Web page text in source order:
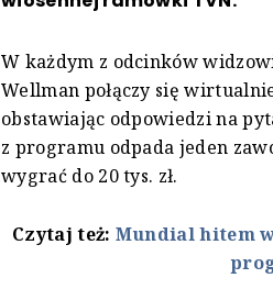
W każdym z odcinków
Wellman połączy się
obstawiając odpowiedzi na
z programu odpada jeden
wygrać do 20 tys. zł.
Czytaj też: Mundial hitem